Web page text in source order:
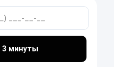
3 минуты